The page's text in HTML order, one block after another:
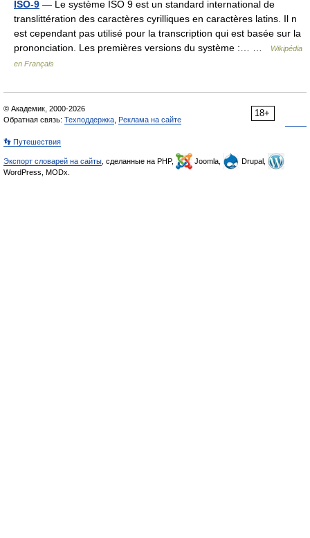
ISO-9 — Le système ISO 9 est un standard international de
translittération des caractères cyrilliques en caractères latins. Il n
est cependant pas utilisé pour la transcription qui est basée sur la
prononciation. Les premières versions du système :… …
Wikipédia
en Français
18+
© Академик, 2000-2026
Обратная связь: Техподдержка Реклама на сайте
👣 Путешествия
Экспорт словарей на сайты , сделанные на PHP, Joomla,
Drupal,
WordPress, MODx.